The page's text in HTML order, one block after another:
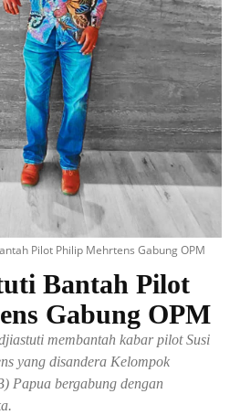
Pilot Philip Mehrtens Gabung OPM
Bantah Pilot
Gabung OPM
membantah kabar pilot Susi
yang disandera Kelompok
Papua bergabung dengan